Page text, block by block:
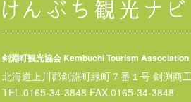
剣淵町観光協会 Kembuchi Tourism Association
北海道上川郡剣淵町緑町７番１号 剣渕商
TEL.0165-34-3848 FAX.0165-34-3848